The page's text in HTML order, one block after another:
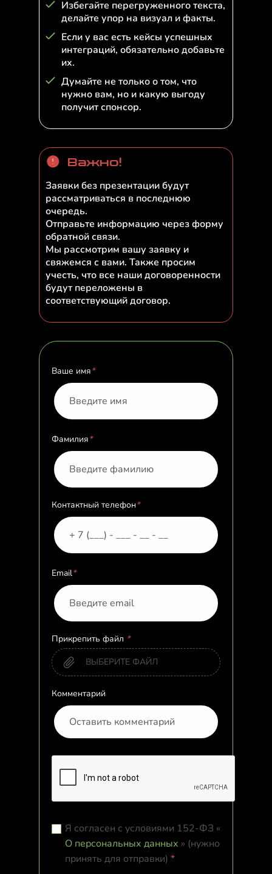
Избегайте перегруженного текста,
делайте упор на визуал и факты.
Если у вас есть кейсы успешных
интеграций, обязательно добавьте
их.
Думайте не только о том, что
нужно вам, но и какую выгоду
получит спонсор.
Важно!
Заявки без презентации будут
рассматриваться в последнюю
очередь.
Отправьте информацию через форму
обратной связи.
Мы рассмотрим вашу заявку и
свяжемся с вами. Также просим
учесть, что все наши договоренности
будут переложены в
соответствующий договор.
Ваше имя*
Фамилия*
Контактный телефон*
Email*
Прикрепить файл *
ВЫБЕРИТЕ ФАЙЛ
Комментарий
Я согласен с условиями 152-ФЗ «
О персональных данных » (нужно
принять для отправки) *